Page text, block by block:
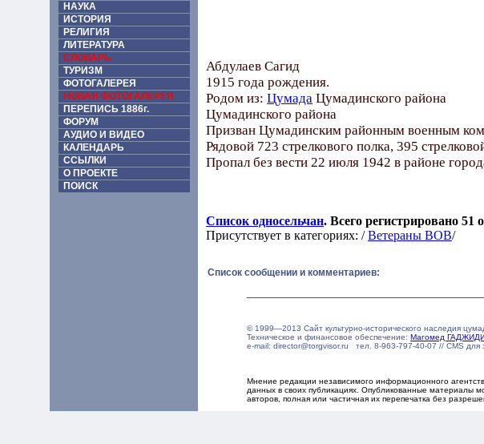
НАУКА
ИСТОРИЯ
РЕЛИГИЯ
ЛИТЕРАТУРА
СЛОВАРЬ
ТУРИЗМ
ФОТОГАЛЕРЕЯ
НОВАЯ ФОТОГАЛЕРЕЯ
ПЕРЕПИСЬ 1886г.
ФОРУМ
АУДИО И ВИДЕО
КАЛЕНДАРЬ
ССЫЛКИ
О ПРОЕКТЕ
ПОИСК
Абдулаев Сагид
1915 года рождения.
Родом из: Цумада Цумадинского района
Цумадинского района
Призван Цумадинским районным военным
Рядовой 723 стрелкового полка, 395
Пропал без вести 22 июля 1942 в районе
Список односельчан. Всего регистрировано 51
Присутствует в категориях: /Ветераны ВОВ/
Список сообщении и комментариев:
© 1999—2013 Сайт культурно-исторического наследия
Техническое и финансовое обеспечение: Магомед
e-mail: director@torgvisor.ru тел. 8-963-797-40-07 // CMS для
Мнение редакции независимого информационного
данных в своих публикациях. Опубликованные материалы
авторов, полная или частичная их перепечатка без